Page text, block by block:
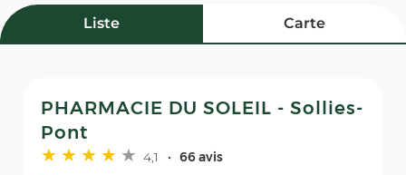
Liste Carte
PHARMACIE DU SOLEIL - Sollies-
Pont
4,1 66 avis